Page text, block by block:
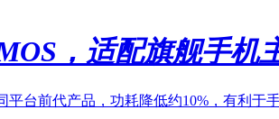
，适配旗舰手机
台前代产品，功耗降低约10%，有利于